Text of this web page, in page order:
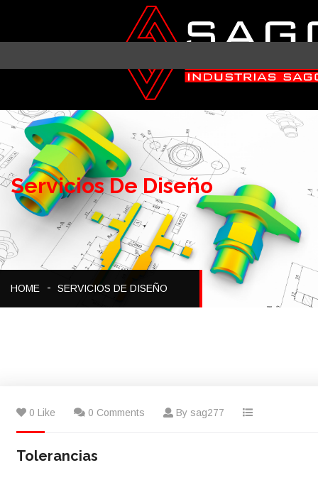
Servicios De Diseño
HOME SERVICIOS DE DISEÑO
0 Like 0 Comments By sag277
Tolerancias